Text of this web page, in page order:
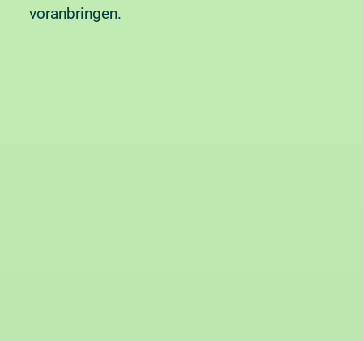
voranbringen.